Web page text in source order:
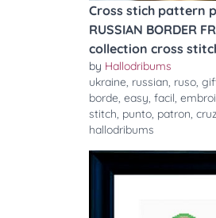
Cross stich pattern
RUSSIAN BORDER
collection cross
by Hallodribums
ukraine, russian, ruso,
borde, easy, facil,
stitch, punto, patron, cruz
hallodribums